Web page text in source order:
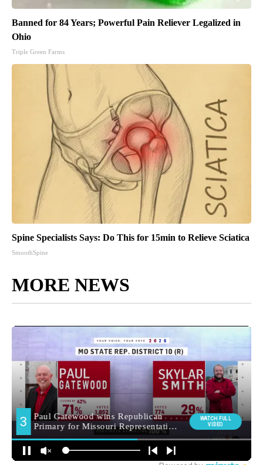
Banned for 84 Years; Powerful Pain Reliever Legalized in
Ohio
Triple Green Farms
Spine Specialists Says: Do This for 15min to Relieve Sciatica
SmoothSpine
MORE NEWS